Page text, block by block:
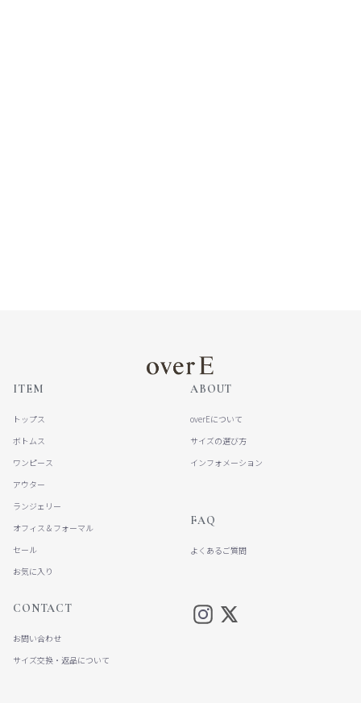
ITEM
トップス
ボトムス
ワンピース
アウター
ランジェリー
オフィス＆フォーマル
セール
お気に入り
ABOUT
overEについて
サイズの選び方
インフォメーション
FAQ
よくあるご質問
CONTACT
お問い合わせ
サイズ交換・返品について